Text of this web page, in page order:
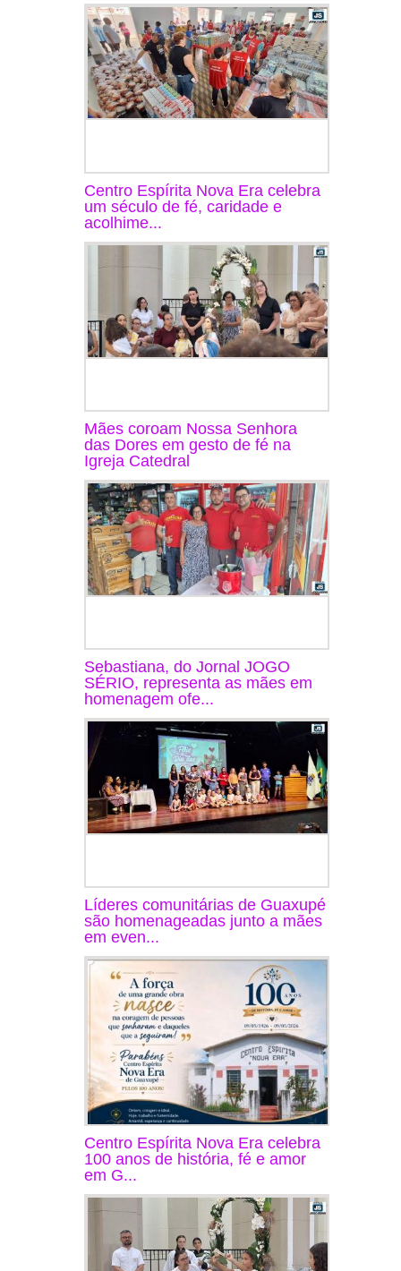
Centro Espírita Nova Era celebra
um século de fé, caridade e
acolhime...
Mães coroam Nossa Senhora
das Dores em gesto de fé na
Igreja Catedral
Sebastiana, do Jornal JOGO
SÉRIO, representa as mães em
homenagem ofe...
Líderes comunitárias de Guaxupé
são homenageadas junto a mães
em even...
Centro Espírita Nova Era celebra
100 anos de história, fé e amor
em G...